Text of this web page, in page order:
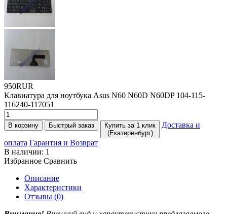
950RUR
Клавиатура для ноутбука Asus N60 N60D N60DP 104-115-
116240-117051
В корзину Быстрый заказ
Купить за 1 клик
(Екатеринбург)
Доставка и
оплата Гарантия и Возврат
В наличии: 1
Избранное Сравнить
Описание
Характеристики
Отзывы (0)